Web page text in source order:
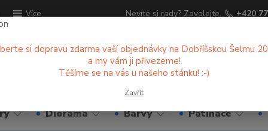
Více Nevíte si rady? Zavolejte. +420
Diorama Barvy Patinace
si dopravu zdarma vaší objednávky na Dobříšskou Šelmu
a my vám ji přivezeme!
Těšíme se na vás u našeho stánku! :-)
Zavřít